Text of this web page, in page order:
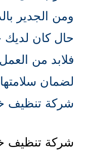
ومن الجدير
حال كان لديك
فلابد من
لضمان
شركة تنظيف
شركة تنظيف